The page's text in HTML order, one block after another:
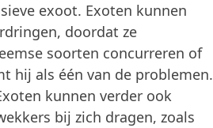
exoot. Exoten kunnen
doordat ze
soorten concurreren of
hij als één van de problemen.
kunnen verder ook
bij zich dragen, zoals